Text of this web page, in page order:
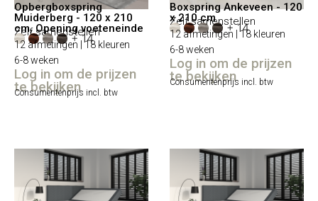
Opbergboxspring
Muiderberg - 120 x 210
cm, Opening voeteneinde
Zelf samenstellen
+ 14
12 afmetingen | 18 kleuren
6-8 weken
Log in om de prijzen
te bekijken
Consumentenprijs incl. btw
Boxspring Ankeveen - 120
x 210 cm
Zelf samenstellen
+ 14
12 afmetingen | 18 kleuren
6-8 weken
Log in om de prijzen
te bekijken
Consumentenprijs incl. btw